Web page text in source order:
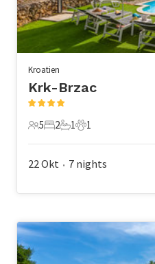
Kroatien
Krk-Brzac
5 Gäste
5
2 Schlafzimmer
2
1 Badezimmer
1
1 Haustier
1
22 Okt • 7 nights